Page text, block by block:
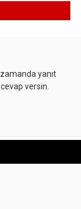
yanıt
versin.